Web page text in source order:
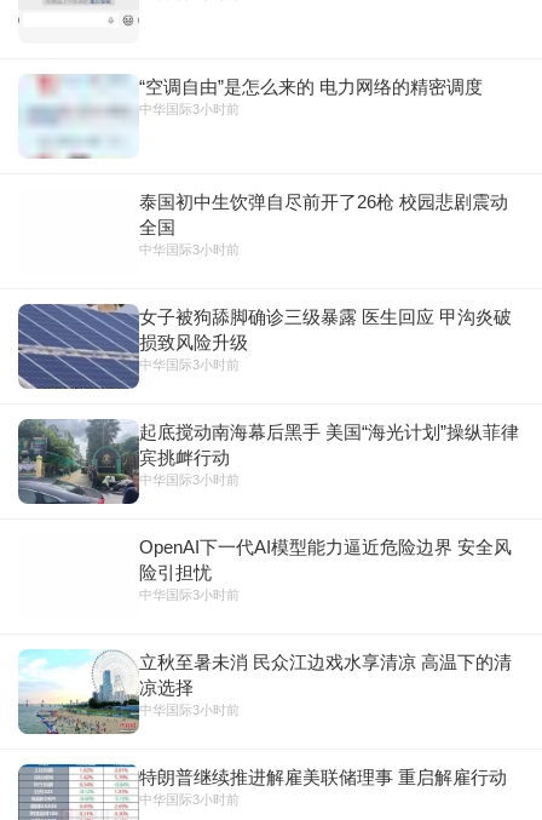
“空调自由”是怎么来的 电力网络的精密调度
中华国际3小时前
泰国初中生饮弹自尽前开了26枪 校园悲剧震动
全国
中华国际3小时前
女子被狗舔脚确诊三级暴露 医生回应 甲沟炎破
损致风险升级
中华国际3小时前
起底搅动南海幕后黑手 美国“海光计划”操纵菲律
宾挑衅行动
中华国际3小时前
OpenAI下一代AI模型能力逼近危险边界 安全风
险引担忧
中华国际3小时前
立秋至暑未消 民众江边戏水享清凉 高温下的清
凉选择
中华国际3小时前
特朗普继续推进解雇美联储理事 重启解雇行动
中华国际3小时前